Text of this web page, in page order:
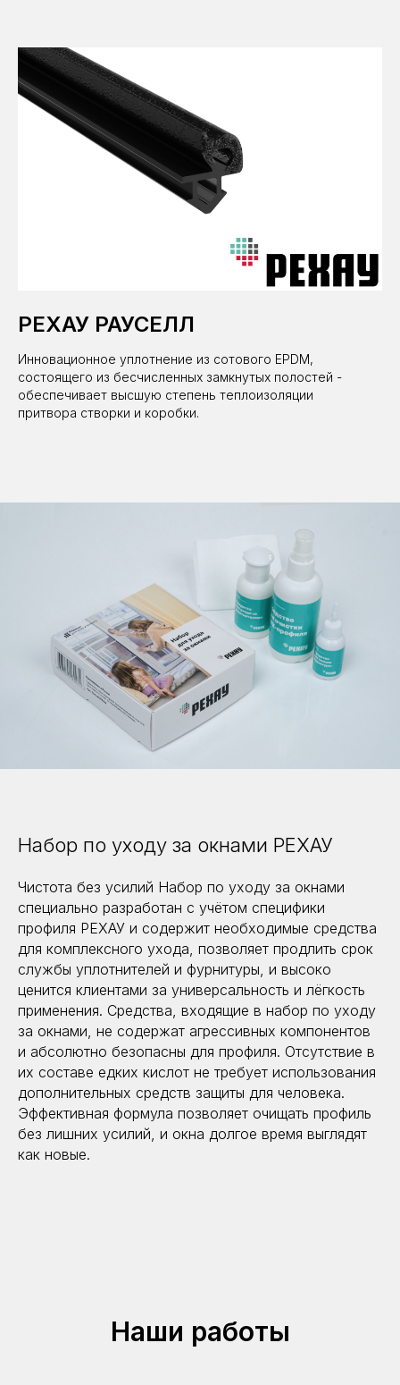
РЕХАУ РАУСЕЛЛ
Инновационное уплотнение из сотового EPDM,
состоящего из бесчисленных замкнутых полостей -
обеспечивает высшую степень теплоизоляции
притвора створки и коробки.
Набор по уходу за окнами РЕХАУ
Чистота без усилий Набор по уходу за окнами
специально разработан с учётом специфики
профиля РЕХАУ и содержит необходимые средства
для комплексного ухода, позволяет продлить срок
службы уплотнителей и фурнитуры, и высоко
ценится клиентами за универсальность и лёгкость
применения. Средства, входящие в набор по уходу
за окнами, не содержат агрессивных компонентов
и абсолютно безопасны для профиля. Отсутствие в
их составе едких кислот не требует использования
дополнительных средств защиты для человека.
Эффективная формула позволяет очищать профиль
без лишних усилий, и окна долгое время выглядят
как новые.
Наши работы